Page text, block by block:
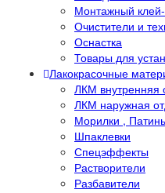
Монтажный
Очистители и
Оснастка
Товары для
Лакокрасочные
ЛКМ внутренняя
ЛКМ наружная
Морилки ,
Шпаклевки
Спецэффекты
Растворители
Разбавители